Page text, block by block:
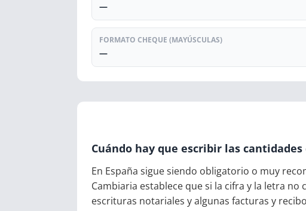
—
FORMATO CHEQUE (MAYÚSCULAS)
—
Cuándo hay que escribir las
En España sigue siendo obligatorio o muy
Cambiaria establece que si la cifra y la letra no
escrituras notariales y algunas facturas y